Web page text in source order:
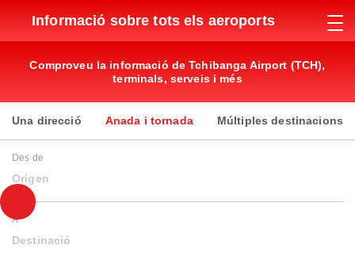
Informació sobre tots els aeroports
Comproveu la informació de Tchibanga Airport (TCH),
terminals, serveis i més
Una direcció Anada i tornada Múltiples destinacions
Des de
Origen
A
Destinació